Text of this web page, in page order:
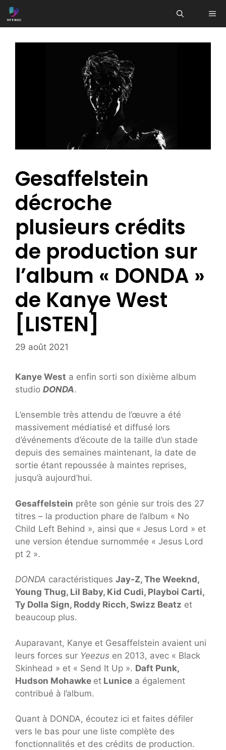
Aller
au
Gesaffelstein
décroche
plusieurs crédits
de production sur
l’album « DONDA »
de Kanye West
[LISTEN]
29 août 2021
Kanye West a enfin sorti son dixième album
studio DONDA.
L’ensemble très attendu de l’œuvre a été
massivement médiatisé et diffusé lors
d’événements d’écoute de la taille d’un stade
depuis des semaines maintenant, la date de
sortie étant repoussée à maintes reprises,
jusqu’à aujourd’hui.
Gesaffelstein prête son génie sur trois des 27
titres – la production phare de l’album « No
Child Left Behind », ainsi que « Jesus Lord » et
une version étendue surnommée « Jesus Lord
pt 2 ».
DONDA caractéristiques Jay-Z, The Weeknd,
Young Thug, Lil Baby, Kid Cudi, Playboi Carti,
Ty Dolla Sign, Roddy Ricch, Swizz Beatz et
beaucoup plus.
Auparavant, Kanye et Gesaffelstein avaient uni
leurs forces sur Yeezus en 2013, avec « Black
Skinhead » et « Send It Up ». Daft Punk,
Hudson Mohawke et Lunice a également
contribué à l’album.
Quant à DONDA, écoutez ici et faites défiler
vers le bas pour une liste complète des
fonctionnalités et des crédits de production.